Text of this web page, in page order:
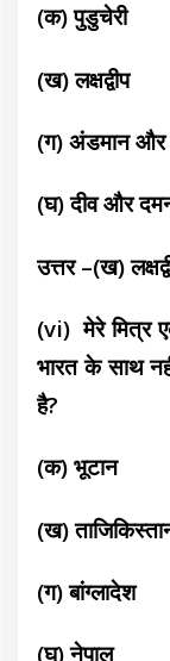
(क) पुडुचेरी
(ख) लक्षद्वीप
(ग) अंडमान और
(घ) दीव और
उत्तर –(ख)
(vi) मेरे मित्र
भारत के साथ
है?
(क) भूटान
(ख)
(ग) बांग्लादेश
(घ) नेपाल